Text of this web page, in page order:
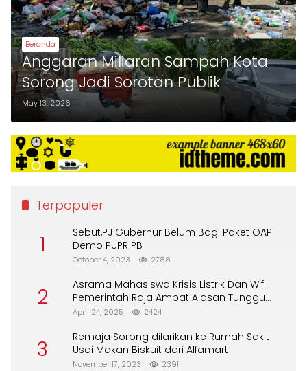
Beranda
Anggaran Miliaran Sampah Kota
Sorong Jadi Sorotan Publik
May 13, 2026
Terpopuler
1
Sebut,PJ Gubernur Belum Bagi Paket OAP
Demo PUPR PB
October 4, 2023 2788
2
Asrama Mahasiswa Krisis Listrik Dan Wifi
Pemerintah Raja Ampat Alasan Tunggu
DPA
April 24, 2025 2424
3
Remaja Sorong dilarikan ke Rumah Sakit
Usai Makan Biskuit dari Alfamart
November 17, 2023 2391